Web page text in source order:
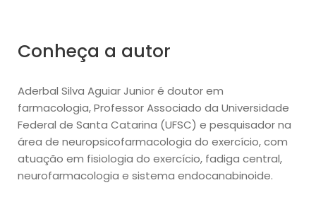
Conheça a autor
Aderbal Silva Aguiar Junior é doutor em
farmacologia, Professor Associado da Universidade
Federal de Santa Catarina (UFSC) e pesquisador na
área de neuropsicofarmacologia do exercício, com
atuação em fisiologia do exercício, fadiga central,
neurofarmacologia e sistema endocanabinoide.